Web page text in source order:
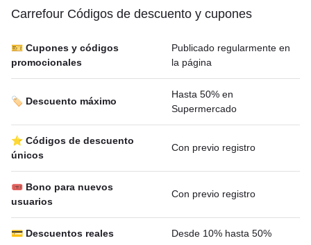
Carrefour Códigos de descuento y cupones
🎫 Cupones y códigos
promocionales
Publicado regularmente en
la página
🏷️ Descuento máximo
Hasta 50% en
Supermercado
⭐ Códigos de descuento
únicos
Con previo registro
🎟 Bono para nuevos
usuarios
Con previo registro
💳 Descuentos reales Desde 10% hasta 50%